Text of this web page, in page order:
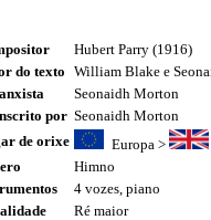
Hubert Parry (1916)
do texto
William Blake e
Seonaidh Morton
por Seonaidh Morton
de orixe
Europa>
Himno
4 vozes,piano
Ré maior